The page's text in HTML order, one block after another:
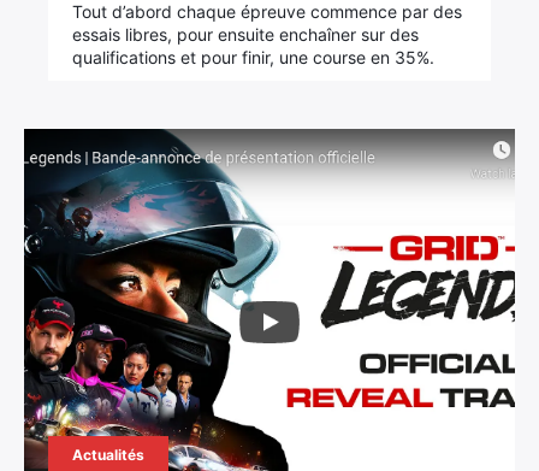
Tout d’abord chaque épreuve commence par des
essais libres, pour ensuite enchaîner sur des
qualifications et pour finir, une course en 35%.
Actualités